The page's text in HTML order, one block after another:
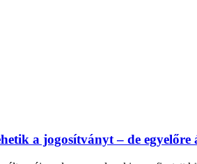
a jogosítványt – de egyelőre